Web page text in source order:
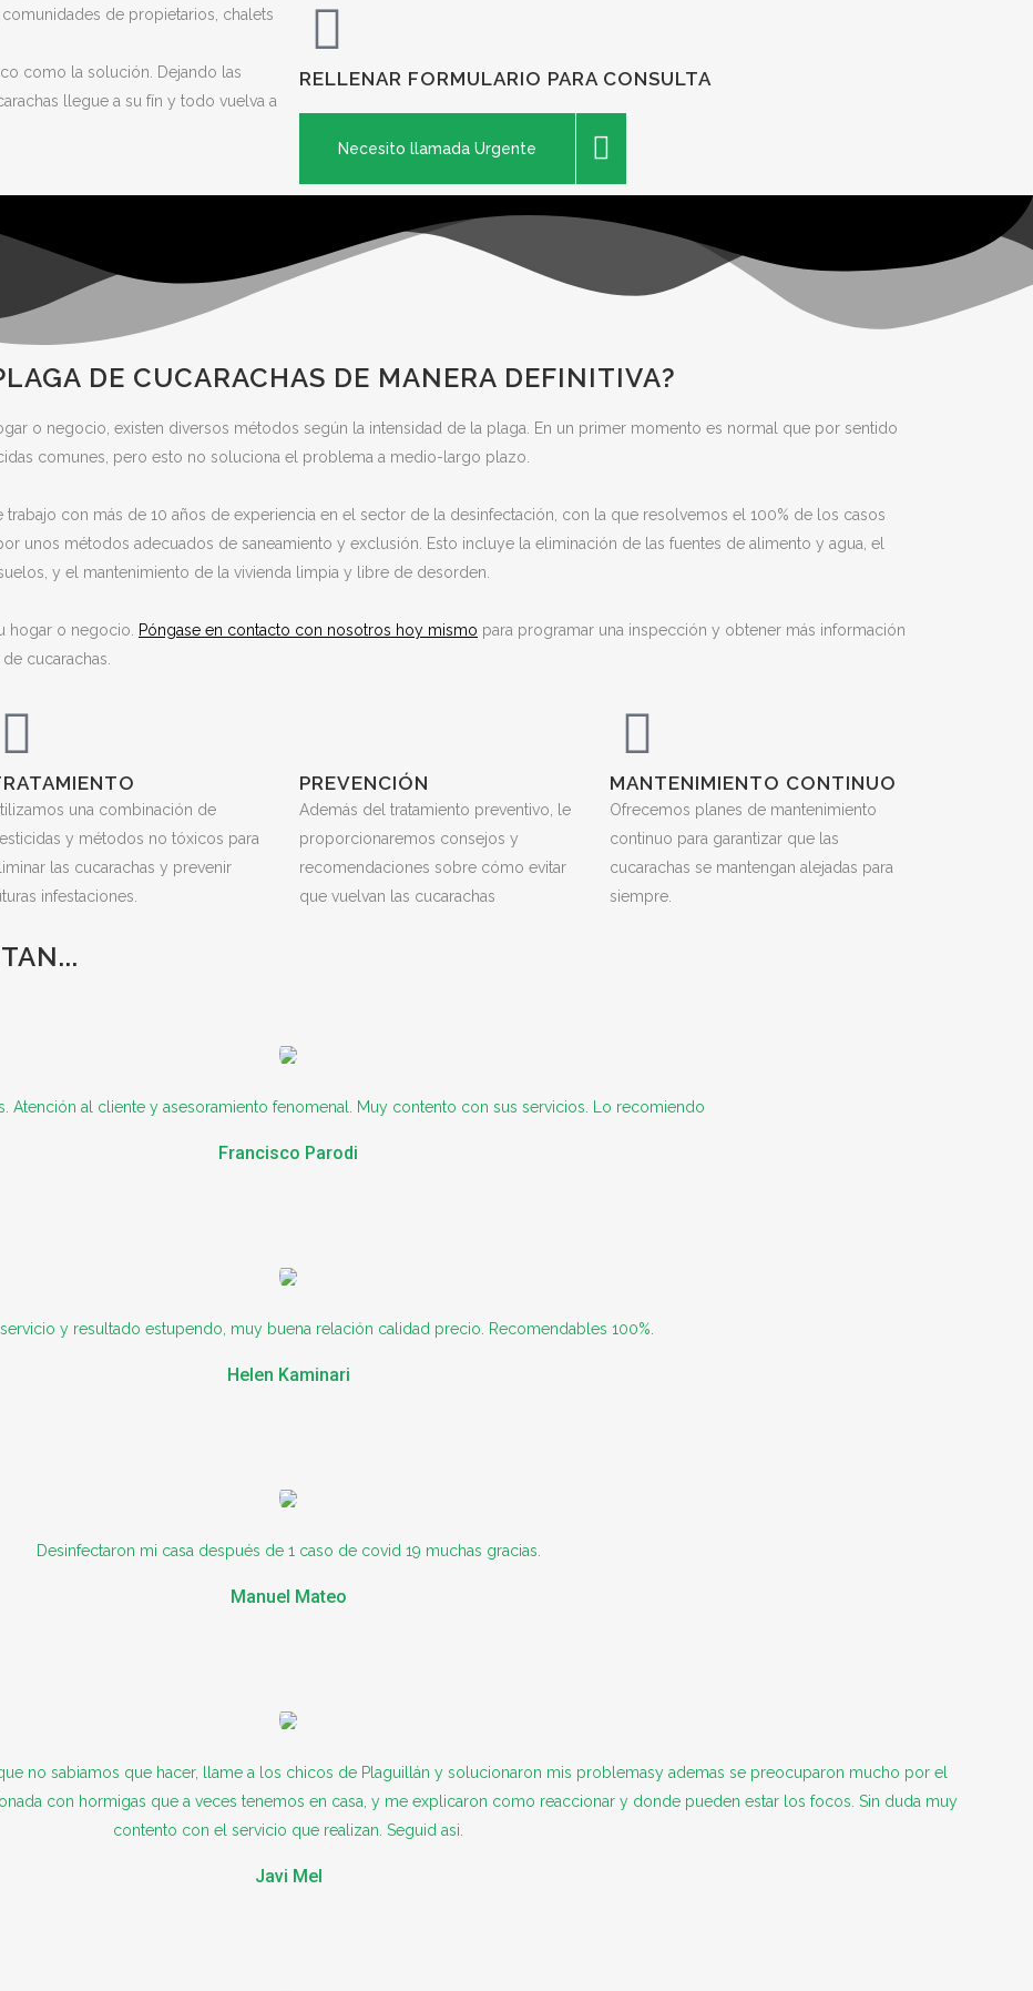
de propietarios, chalets
como la solución. Dejando las
llegue a su fín y todo vuelva a
RELLENAR FORMULARIO PARA CONSULTA
Necesito llamada Urgente
DE CUCARACHAS DE MANERA DEFINITIVA?
o negocio, existen diversos métodos según la intensidad de la plaga. En un primer momento es normal que por sentido
comunes, pero esto no soluciona el problema a medio-largo plazo.
con más de 10 años de experiencia en el sector de la desinfectación, con la que resolvemos el 100% de los casos
unos métodos adecuados de saneamiento y exclusión. Esto incluye la eliminación de las fuentes de alimento y agua, el
y el mantenimiento de la vivienda limpia y libre de desorden.
hogar o negocio. Póngase en contacto con nosotros hoy mismo para programar una inspección y obtener más información
cucarachas.
una combinación de
y métodos no tóxicos para
las cucarachas y prevenir
infestaciones.
PREVENCIÓN
Además del tratamiento preventivo, le
proporcionaremos consejos y
recomendaciones sobre cómo evitar
que vuelvan las cucarachas
MANTENIMIENTO CONTINUO
Ofrecemos planes de mantenimiento
continuo para garantizar que las
cucarachas se mantengan alejadas para
siempre.
Atención al cliente y asesoramiento fenomenal. Muy contento con sus servicios. Lo recomiendo
Francisco Parodi
y resultado estupendo, muy buena relación calidad precio. Recomendables 100%.
Helen Kaminari
Desinfectaron mi casa después de 1 caso de covid 19 muchas gracias.
Manuel Mateo
no sabiamos que hacer, llame a los chicos de Plaguillán y solucionaron mis problemasy ademas se preocuparon mucho por el
con hormigas que a veces tenemos en casa, y me explicaron como reaccionar y donde pueden estar los focos. Sin duda muy
contento con el servicio que realizan. Seguid asi.
Javi Mel